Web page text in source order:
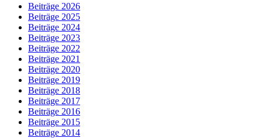
Beiträge 2026
Beiträge 2025
Beiträge 2024
Beiträge 2023
Beiträge 2022
Beiträge 2021
Beiträge 2020
Beiträge 2019
Beiträge 2018
Beiträge 2017
Beiträge 2016
Beiträge 2015
Beiträge 2014